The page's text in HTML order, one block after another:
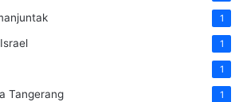
1
1
1
Tangerang 1